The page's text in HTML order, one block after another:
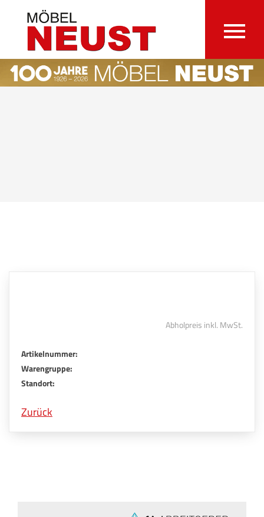
Abholpreis inkl. MwSt.
Artikelnummer:
Warengruppe:
Standort:
Zurück